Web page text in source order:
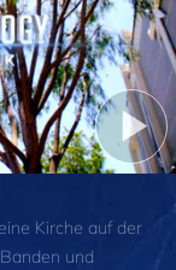
Kirche auf der
und